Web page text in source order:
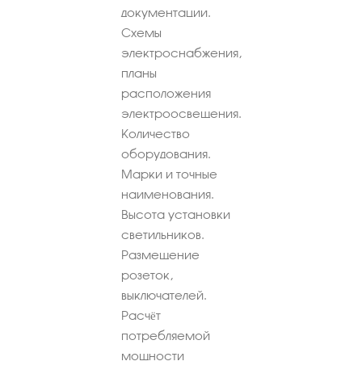
документации.
Схемы
электроснабжения,
планы
расположения
электроосвещения.
Количество
оборудования.
Марки и точные
наименования.
Высота установки
светильников.
Размещение
розеток,
выключателей.
Расчёт
потребляемой
мощности